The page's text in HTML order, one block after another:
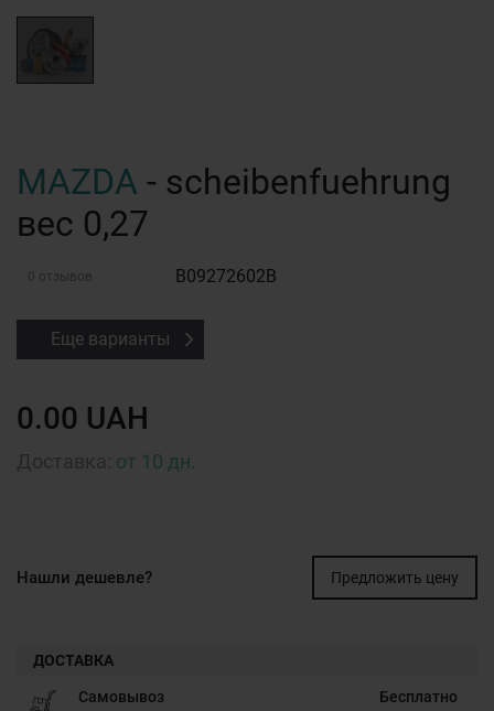
MAZDA - scheibenfuehrung
вес 0,27
0 отзывов B09272602B
Еще варианты
0.00 UAH
от 10 дн.
Нашли дешевле? Предложить цену
ДОСТАВКА
Самовывоз Бесплатно